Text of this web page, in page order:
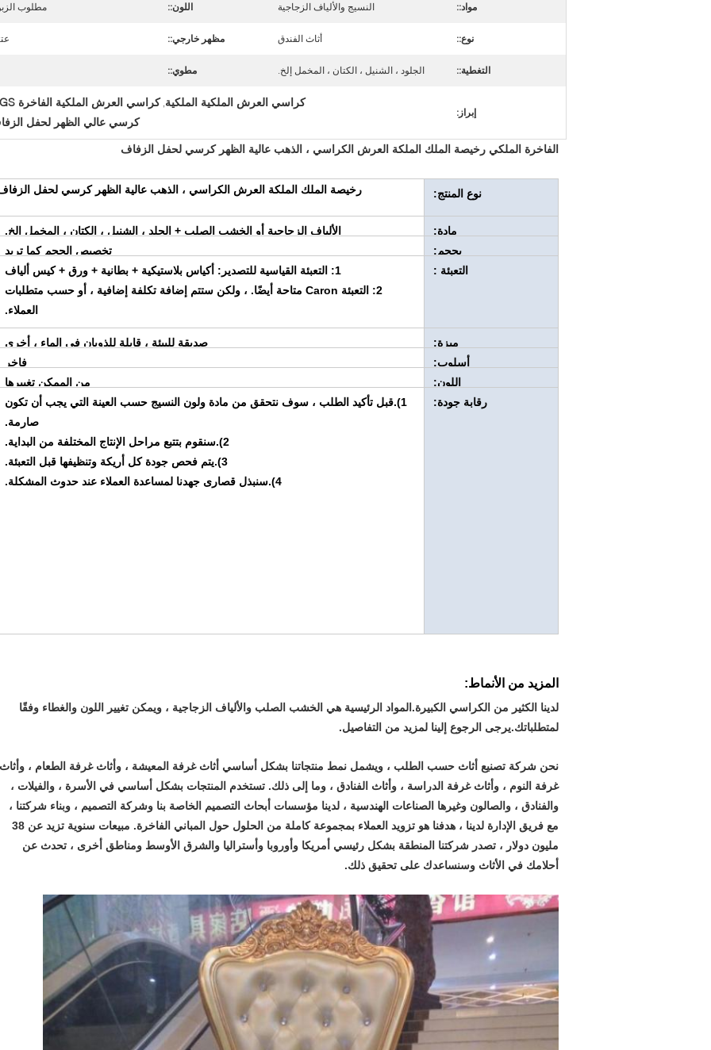
مواد:: النسيج والألياف الزجاجية اللون:: مطلوب
نوع:: أثاث الفندق مظهر خارجي::
التغطية:: الجلود ، الشنيل ، الكتان ، المخمل إلخ. مطوي::
إبراز:
كراسي العرش الملكية الملكية,كراسي العرش الملكية الفاخرة SGS
كرسي عالي الظهر لحفل
الفاخرة الملكي رخيصة الملك الملكة العرش الكراسي ، الذهب عالية الظهر كرسي لحفل الزفاف
نوع المنتج: رخيصة الملك الملكة العرش الكراسي ، الذهب عالية الظهر كرسي لحفل
مادة:
الألياف الزجاجية أو الخشب الصلب + الجلد ، الشنيل ، الكتان ، المخمل إلخ.
بحجم:
تخصيص الحجم كما تريد
التعبئة :
1: التعبئة القياسية للتصدير: أكياس بلاستيكية + بطانية + ورق + كيس ألياف
2: التعبئة Caron متاحة أيضًا. ، ولكن ستتم إضافة تكلفة إضافية ، أو حسب متطلبات
العملاء.
ميزة:
صديقة للبيئة ، قابلة للذوبان في الماء ، أخرى
أسلوب:
فاخر
اللون:
من الممكن تغييرها
رقابة جودة:
1).قبل تأكيد الطلب ، سوف نتحقق من مادة ولون النسيج حسب العينة التي يجب أن تكون
صارمة.
2).سنقوم بتتبع مراحل الإنتاج المختلفة من البداية.
3).يتم فحص جودة كل أريكة وتنظيفها قبل التعبئة.
4).سنبذل قصارى جهدنا لمساعدة العملاء عند حدوث المشكلة.
المزيد من الأنماط:
لدينا الكثير من الكراسي الكبيرة.المواد الرئيسية هي الخشب الصلب والألياف الزجاجية ، ويمكن تغيير اللون والغطاء وفقًا
لمتطلباتك.يرجى الرجوع إلينا لمزيد من التفاصيل.
نحن شركة تصنيع أثاث حسب الطلب ، ويشمل نمط منتجاتنا بشكل أساسي أثاث غرفة المعيشة ، وأثاث غرفة الطعام ، وأثاث
غرفة النوم ، وأثاث غرفة الدراسة ، وأثاث الفنادق ، وما إلى ذلك. تستخدم المنتجات بشكل أساسي في الأسرة ، والفيلات ،
والفنادق ، والصالون وغيرها الصناعات الهندسية ، لدينا مؤسسات أبحاث التصميم الخاصة بنا وشركة التصميم ، وبناء شركتنا ،
مع فريق الإدارة لدينا ، هدفنا هو تزويد العملاء بمجموعة كاملة من الحلول حول المباني الفاخرة. مبيعات سنوية تزيد عن 38
مليون دولار ، تصدر شركتنا المنطقة بشكل رئيسي أمريكا وأوروبا وأستراليا والشرق الأوسط ومناطق أخرى ، تحدث عن
أحلامك في الأثاث وسنساعدك على تحقيق ذلك.